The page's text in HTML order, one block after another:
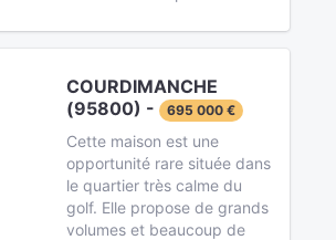
COURDIMANCHE
(95800) -
695 000 €
Cette maison est une
opportunité rare située dans
le quartier très calme du
golf. Elle propose de grands
volumes et beaucoup de